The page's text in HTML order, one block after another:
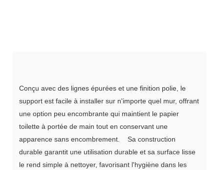
Conçu avec des lignes épurées et une finition polie, le
support est facile à installer sur n'importe quel mur, offrant
une option peu encombrante qui maintient le papier
toilette à portée de main tout en conservant une
apparence sans encombrement. Sa construction
durable garantit une utilisation durable et sa surface lisse
le rend simple à nettoyer, favorisant l'hygiène dans les